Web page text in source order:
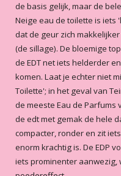
5/5
Speciaal
Allereerst is het
kaartje in de
en attent. De
heerlijk.
Bettina van Dam-
5/5
Teint de neige
Prachtige geur!!
een vriendin van
de basis gelijk, maar de
Neige eau de toilette is iets
dat de geur zich
(de sillage). De bloemige
de EDT net iets helderder
komen. Laat je echter niet
Toilette'; in het geval van
de meeste Eau de Parfums
de edt met gemak de hele
compacter, ronder en zit
enorm krachtig is. De EDP
iets prominenter aanwezig,